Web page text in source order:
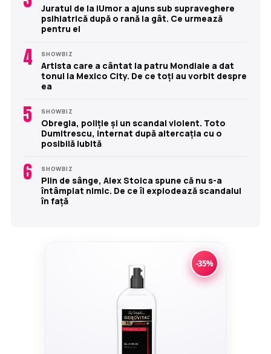
Juratul de la iUmor a ajuns sub supraveghere
psihiatrică după o rană la gât. Ce urmează
pentru el
4 SHOWBIZ
Artista care a cântat la patru Mondiale a dat
tonul la Mexico City. De ce toți au vorbit despre
ea
5 SHOWBIZ
Obregia, poliție și un scandal violent. Toto
Dumitrescu, internat după altercația cu o
posibilă iubită
6 SHOWBIZ
Plin de sânge, Alex Stoica spune că nu s-a
întâmplat nimic. De ce îi explodează scandalul
în față
-35%